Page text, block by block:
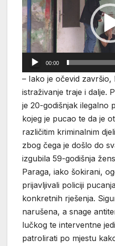
00:00
– Iako je očevid završio,
istraživanje traje i dalje.
je 20-godišnjak ilegalno
kojeg je pucao te da je
različitim kriminalnim
zbog čega je došlo do
izgubila 59-godišnja
Paraga, iako šokirani,
prijavljivali policiji
konkretnih rješenja.
narušena, a snage
lučkog te interventne
patrolirati po mjestu